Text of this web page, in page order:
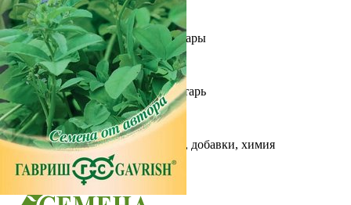
Газонные травы, сидераты
Горшки, рассадники, аксессуары
Посадочный материал
Садовый инструмент, инвентарь
Консервирование
Средства защиты, удобрения, добавки, химия
Обустройство сада, декор